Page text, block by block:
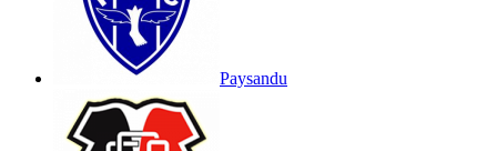
Paysandu